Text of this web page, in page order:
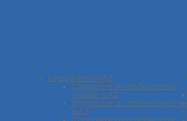
Chaudières GAZ
Chaudière à condensation
murale GAZ
Chaudière à condensation sol
GAZ